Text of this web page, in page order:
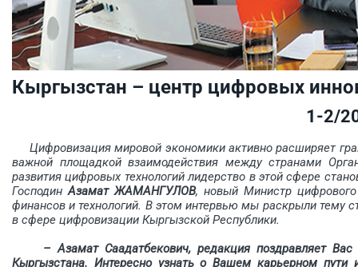
Кыргызстан – центр цифровых
1-2/
Цифровизация мировой экономики активно расширяет
важной площадкой взаимодействия между странами
развития цифровых технологий лидерство в этой сфере
ГосподинАзамат ЖАМАНГУЛОВ, новый Министр
финансов и технологий. В этом интервью мы раскрыли тему
в сфере цифровизации Кыргызской Рес­публики.
– Азамат Саадатбекович, редакция поздравляет
Кыргызстана. Интересно узнать о Вашем карьерном